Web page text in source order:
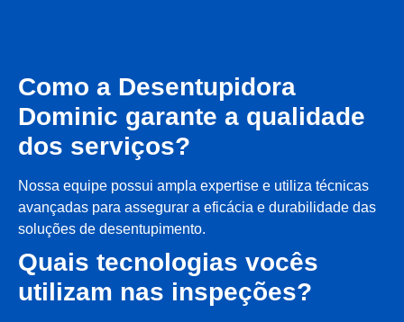
Como a Desentupidora
Dominic garante a qualidade
dos serviços?
Nossa equipe possui ampla expertise e utiliza técnicas
avançadas para assegurar a eficácia e durabilidade das
soluções de desentupimento.
Quais tecnologias vocês
utilizam nas inspeções?